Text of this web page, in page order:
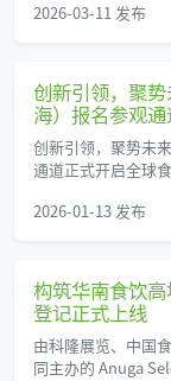
2026-03-11 发布
创新引领，聚
海）报名参观
创新引领，聚势未
通道正式开启全球
2026-01-13 发布
构筑华南食饮
登记正式上线
由科隆展览、中国
同主办的 Anuga